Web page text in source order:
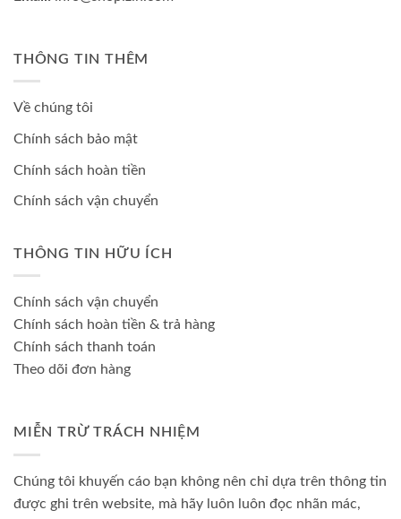
THÔNG TIN THÊM
Về chúng tôi
Chính sách bảo mật
Chính sách hoàn tiền
Chính sách vận chuyển
THÔNG TIN HỮU ÍCH
Chính sách vận chuyển
Chính sách hoàn tiền & trả hàng
Chính sách thanh toán
Theo dõi đơn hàng
MIỄN TRỪ TRÁCH NHIỆM
Chúng tôi khuyến cáo bạn không nên chỉ dựa trên thông tin
được ghi trên website, mà hãy luôn luôn đọc nhãn mác,